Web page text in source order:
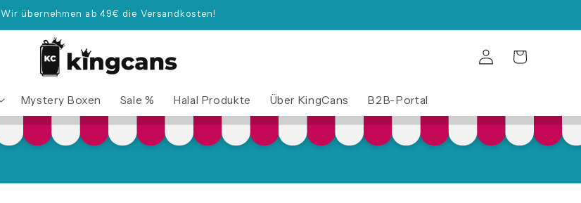
Wir übernehmen ab 49€ die Versandkosten!
Mystery Boxen Sale % Halal Produkte Über KingCans B2B-Portal
EinloggenWarenkorb